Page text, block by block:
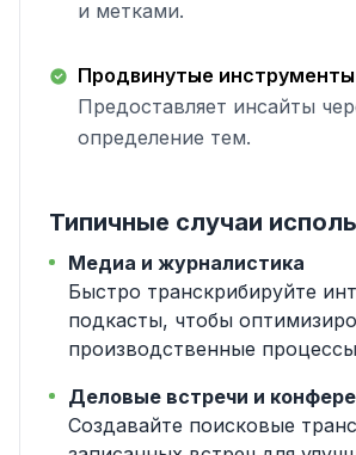
и метками.
Продвинутые
Предоставляет инсайты
определение тем.
Типичные случаи
Медиа и журналистика
Быстро транскрибируйте
подкасты, чтобы
производственные
Деловые встречи и
Создавайте поисковые